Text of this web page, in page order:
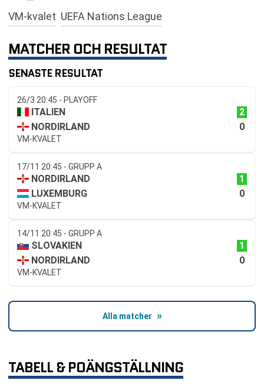
VM-kvalet UEFA Nations League
MATCHER OCH RESULTAT
SENASTE RESULTAT
26/3 20:45 - PLAYOFF
ITALIEN
2
NORDIRLAND
0
VM-KVALET
17/11 20:45 - GRUPP A
NORDIRLAND
1
LUXEMBURG
0
VM-KVALET
14/11 20:45 - GRUPP A
SLOVAKIEN
1
NORDIRLAND
0
VM-KVALET
Alla matcher
TABELL & POÄNGSTÄLLNING